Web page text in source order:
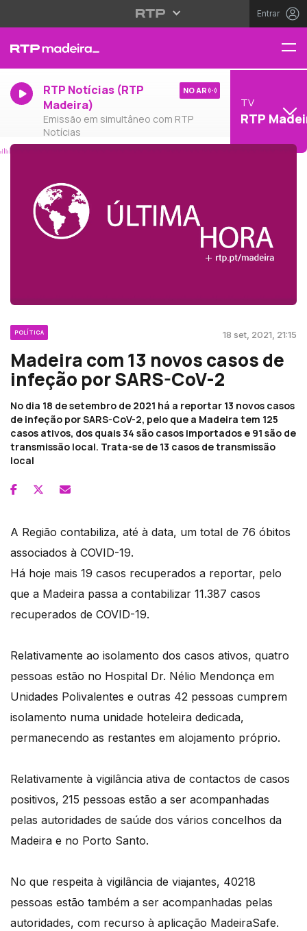
Entrar
RTP Notícias (RTP
Madeira)
Emissão em simultâneo com RTP
Notícias
NO AR
TV
RTP
POLÍTICA 18 set, 2021, 21:15
Madeira com 13 novos casos de
infeção por SARS-CoV-2
No dia 18 de setembro de 2021 há a reportar 13 novos casos
de infeção por SARS-CoV-2, pelo que a Madeira tem 125
casos ativos, dos quais 34 são casos importados e 91 são de
transmissão local. Trata-se de 13 casos de transmissão
local
A Região contabiliza, até à data, um total de 76 óbitos
associados à COVID-19.
Há hoje mais 19 casos recuperados a reportar, pelo
que a Madeira passa a contabilizar 11.387 casos
recuperados de COVID-19.
Relativamente ao isolamento dos casos ativos, quatro
pessoas estão no Hospital Dr. Nélio Mendonça em
Unidades Polivalentes e outras 42 pessoas cumprem
isolamento numa unidade hoteleira dedicada,
permanecendo as restantes em alojamento próprio.
Relativamente à vigilância ativa de contactos de casos
positivos, 215 pessoas estão a ser acompanhadas
pelas autoridades de saúde dos vários concelhos da
Madeira e no Porto Santo.
No que respeita à vigilância de viajantes, 40218
pessoas estão também a ser acompanhadas pelas
autoridades, com recurso à aplicação MadeiraSafe.